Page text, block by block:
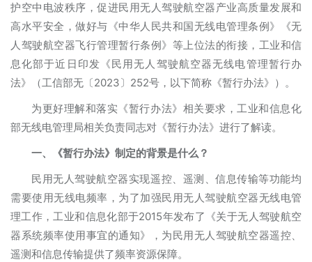
护空中电波秩序，促进民用无人驾驶航空器产业高质量发展和
高水平安全，做好与《中华人民共和国无线电管理条例》《无
人驾驶航空器飞行管理暂行条例》等上位法的衔接，工业和信
息化部于近日印发《民用无人驾驶航空器无线电管理暂行办
法》（工信部无〔2023〕252号，以下简称《暂行办法》）。
为更好理解和落实《暂行办法》相关要求，工业和信息化
部无线电管理局相关负责同志对《暂行办法》进行了解读。
一、《暂行办法》制定的背景是什么？
民用无人驾驶航空器实现遥控、遥测、信息传输等功能均
需要使用无线电频率，为了加强民用无人驾驶航空器无线电管
理工作，工业和信息化部于2015年发布了《关于无人驾驶航空
器系统频率使用事宜的通知》，为民用无人驾驶航空器遥控、
遥测和信息传输提供了频率资源保障。